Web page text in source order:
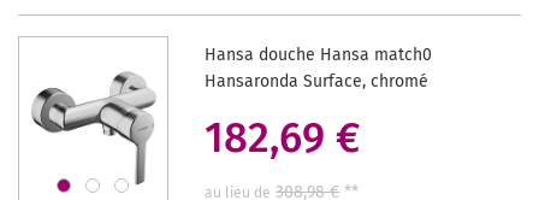
SOUHAITS
Hansa douche Hansa match0
Hansaronda Surface, chromé
182,69 €
au lieu de 308,98 €**